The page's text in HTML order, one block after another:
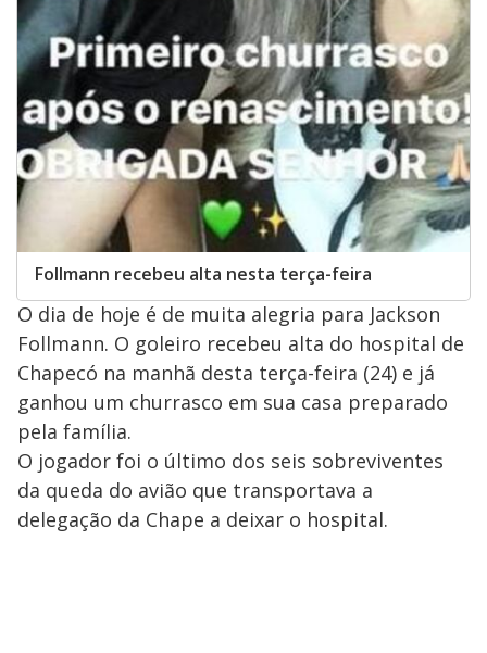
Follmann recebeu alta nesta terça-feira
O dia de hoje é de muita alegria para Jackson
Follmann. O goleiro recebeu alta do hospital de
Chapecó na manhã desta terça-feira (24) e já
ganhou um churrasco em sua casa preparado
pela família.
O jogador foi o último dos seis sobreviventes
da queda do avião que transportava a
delegação da Chape a deixar o hospital.